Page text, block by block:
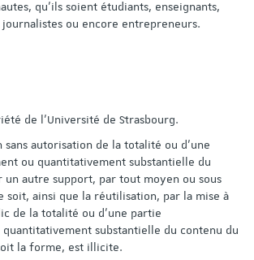
qu'ils soient étudiants, enseignants,
ou encore entrepreneurs.
de l'Université de Strasbourg.
sans autorisation de la totalité ou d'une
ou quantitativement substantielle du
un autre support, par tout moyen ou sous
soit, ainsi que la réutilisation, par la mise à
de la totalité ou d'une partie
substantielle du contenu du
la forme, est illicite.